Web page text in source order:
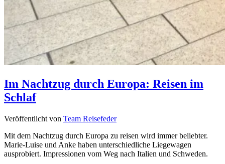
Im Nachtzug durch Europa: Reisen im
Schlaf
Veröffentlicht von Team Reisefeder
Mit dem Nachtzug durch Europa zu reisen wird immer beliebter.
Marie-Luise und Anke haben unterschiedliche Liegewagen
ausprobiert. Impressionen vom Weg nach Italien und Schweden.